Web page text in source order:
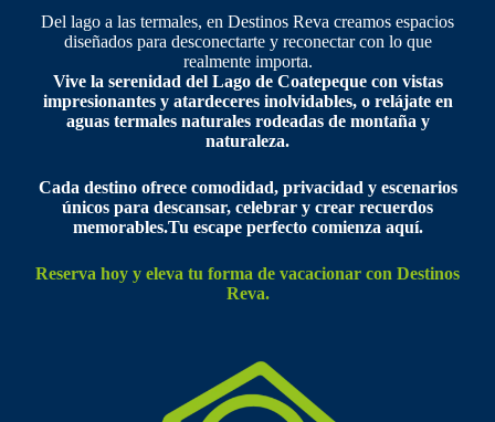
Del lago a las termales, en Destinos Reva creamos espacios
diseñados para desconectarte y reconectar con lo que
realmente importa.
Vive la serenidad del Lago de Coatepeque con vistas
impresionantes y atardeceres inolvidables, o relájate en
aguas termales naturales rodeadas de montaña y
naturaleza.
Cada destino ofrece comodidad, privacidad y escenarios
únicos para descansar, celebrar y crear recuerdos
memorables.Tu escape perfecto comienza aquí.
Reserva hoy y eleva tu forma de vacacionar con Destinos
Reva.